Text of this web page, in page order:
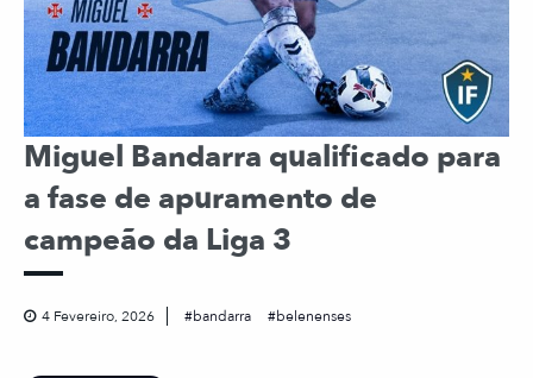
Miguel Bandarra qualificado para
a fase de apuramento de
campeão da Liga 3
4 Fevereiro, 2026 bandarra belenenses